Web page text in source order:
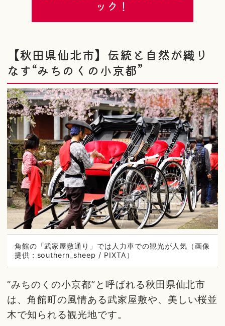
ック！
【秋田県仙北市】伝統と自然が織り
なす“みちのくの小京都”
角館の「武家屋敷通り」では人力車での観光が人気（画像
提供：southern_sheep / PIXTA）
“みちのくの小京都”と呼ばれる秋田県仙北市
は、角館町の風情ある武家屋敷や、美しい桜並
木で知られる観光地です。